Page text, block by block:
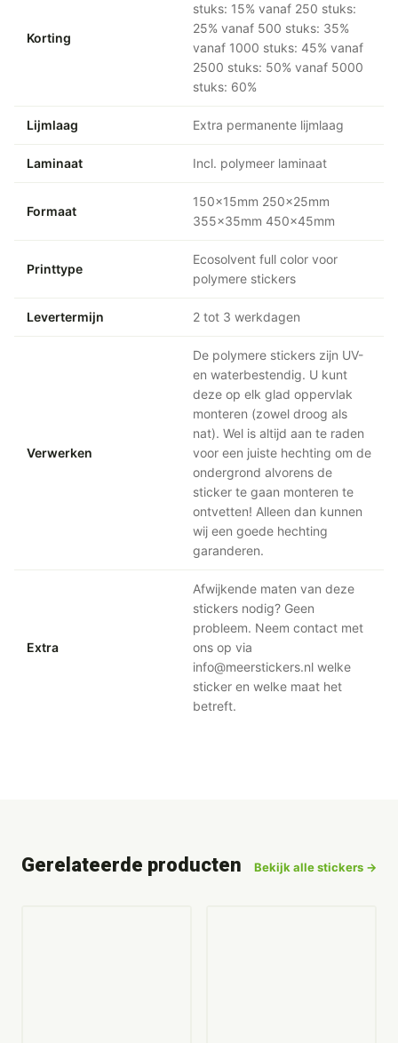
Korting
stuks: 15% vanaf 250 stuks:
25% vanaf 500 stuks: 35%
vanaf 1000 stuks: 45% vanaf
2500 stuks: 50% vanaf 5000
stuks: 60%
Lijmlaag Extra permanente lijmlaag
Laminaat Incl. polymeer laminaat
Formaat
150x15mm 250x25mm
355x35mm 450x45mm
Printtype
Ecosolvent full color voor
polymere stickers
Levertermijn 2 tot 3 werkdagen
Verwerken
De polymere stickers zijn UV-
en waterbestendig. U kunt
deze op elk glad oppervlak
monteren (zowel droog als
nat). Wel is altijd aan te raden
voor een juiste hechting om de
ondergrond alvorens de
sticker te gaan monteren te
ontvetten! Alleen dan kunnen
wij een goede hechting
garanderen.
Extra
Afwijkende maten van deze
stickers nodig? Geen
probleem. Neem contact met
ons op via
info@meerstickers.nl welke
sticker en welke maat het
betreft.
Gerelateerde producten Bekijk alle stickers →